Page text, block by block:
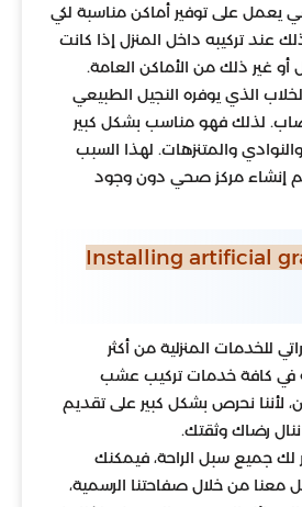
يعمل على توفير أماكن مناسبة لكي
عند تركيبه داخل المنزل إذا كانت
أو غير ذلك من الأماكن العامة.
الذي يوفره النجيل الطبيعي
لذلك فهو مناسب بشكل كبير
والمتنزهات. لهذا السبب
إنشاء مركز صحي دون وجود
Installing artificial
للخدمات المنزلية من أكثر
في كافة خدمات تركيب عشب
لأننا نحرص بشكل كبير على تقديم
رضاك وثقتك.
لك جميع سبل الراحة، فيمكنك
معنا من خلال صفاحتنا الرسمية،